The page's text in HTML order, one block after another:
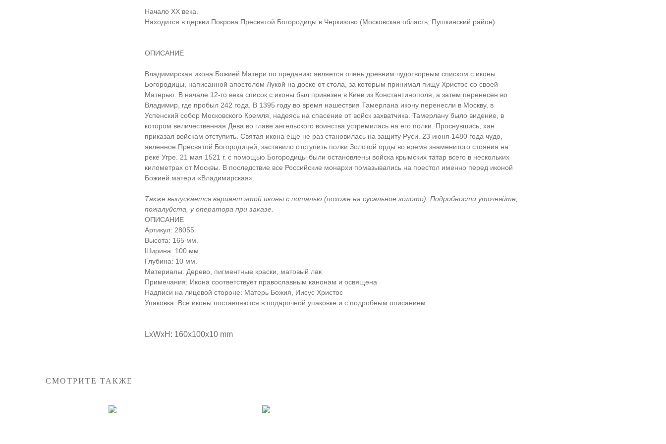
Начало XX века.
Находится в церкви Покрова Пресвятой Богородицы в Черкизово (Московская область, Пушкинский район).
ОПИСАНИЕ
Владимирская икона Божией Матери по преданию является очень древним чудотворным списком с иконы
Богородицы, написанной апостолом Лукой на доске от стола, за которым принимал пищу Христос со своей
Матерью. В начале 12-го века список с иконы был привезен в Киев из Константинополя, а затем перенесен во
Владимир, где пробыл 242 года. В 1395 году во время нашествия Тамерлана икону перенесли в Москву, в
Успенский собор Московского Кремля, надеясь на спасение от войск захватчика. Тамерлану было видение, в
котором величественная Дева во главе ангельского воинства устремилась на его полки. Проснувшись, хан
приказал войскам отступить. Святая икона еще не раз становилась на защиту Руси. 23 июня 1480 года чудо,
явленное Пресвятой Богородицей, заставило отступить полки Золотой орды во время знаменитого стояния на
реке Угре. 21 мая 1521 г. с помощью Богородицы были остановлены войска крымских татар всего в нескольких
километрах от Москвы. В последствие все Российские монархи помазывались на престол именно перед иконой
Божией матери «Владимирская».
Также выпускается вариант этой иконы с поталью (похоже на сусальное золото). Подробности уточняйте,
пожалуйста, у оператора при заказе.
ОПИСАНИЕ
Артикул: 28055
Высота: 165 мм.
Ширина: 100 мм.
Глубина: 10 мм.
Материалы: Дерево, пигментные краски, матовый лак
Примечания: Икона соответствует православным канонам и освящена
Надписи на лицевой стороне: Матерь Божия, Иисус Христос
Упаковка: Все иконы поставляются в подарочной упаковке и с подробным описанием.
LxWxH: 160x100x10 mm
СМОТРИТЕ ТАКЖЕ